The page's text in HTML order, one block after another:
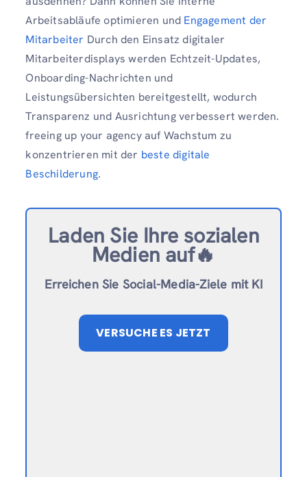
Arbeitsabläufe optimieren und Engagement der
Mitarbeiter Durch den Einsatz digitaler
Mitarbeiterdisplays werden Echtzeit-Updates,
Onboarding-Nachrichten und
Leistungsübersichten bereitgestellt, wodurch
Transparenz und Ausrichtung verbessert werden.
freeing up your agency auf Wachstum zu
konzentrieren mit der beste digitale
Beschilderung.
Laden Sie Ihre sozialen
Medien auf🔥
Erreichen Sie Social-Media-Ziele mit KI
VERSUCHE ES JETZT